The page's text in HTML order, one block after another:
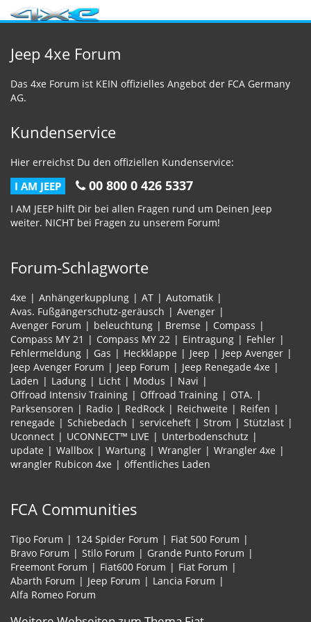
Jeep 4xe Forum
Das 4xe Forum ist KEIN offizielles Angebot der FCA Germany
AG.
Kundenservice
Hier erreichst Du den offiziellen Kundenservice:
I AM JEEP 00 800 0 426 5337
I AM JEEP hilft Dir bei allen Fragen rund um Deinen Jeep
weiter. NICHT bei Fragen zu unserem Forum!
Forum-Schlagworte
4xe Anhängerkupplung AT
Automatik
Avas. Fußgängerschutz-geräusch
Avenger
Avenger Forum
beleuchtung Bremse
Compass
Compass MY 21
Compass MY 22 Eintragung
Fehler
Fehlermeldung
Gas Heckklappe Jeep
Jeep Avenger
Jeep Avenger Forum
Jeep Forum
Jeep Renegade 4xe
Laden
Ladung Licht Modus
Navi
Offroad Intensiv Training
Offroad Training
OTA.
Parksensoren
Radio RedRock Reichweite
Reifen
renegade
Schiebedach serviceheft Strom
Stützlast
Uconnect
UCONNECT™ LIVE
Unterbodenschutz
update
Wallbox Wartung Wrangler
Wrangler 4xe
wrangler Rubicon 4xe
öffentliches Laden
FCA Communities
Tipo Forum 124 Spider Forum
Fiat 500 Forum
Bravo Forum
Stilo Forum
Grande Punto Forum
Freemont Forum
Fiat600 Forum
Fiat Forum
Abarth Forum
Jeep Forum
Lancia Forum
Alfa Romeo Forum